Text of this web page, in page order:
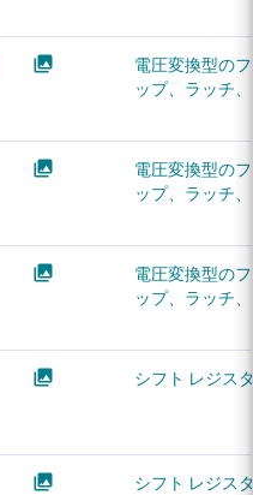
電圧変換型の
ップ、ラッチ
電圧変換型の
ップ、ラッチ
電圧変換型の
ップ、ラッチ
シフト レジス
シフト レジス